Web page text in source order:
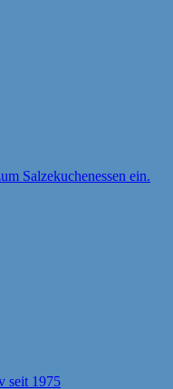
Salzekuchenessen ein.
seit 1975